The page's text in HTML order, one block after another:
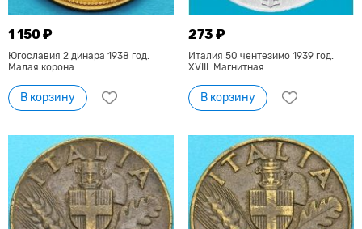
1 150 ₽
Югославия 2 динара 1938 год.
Малая корона.
В корзину
273 ₽
Италия 50 чентезимо 1939 год.
XVIII. Магнитная.
В корзину